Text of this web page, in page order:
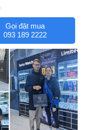
Gọi đặt mua
093 189 2222